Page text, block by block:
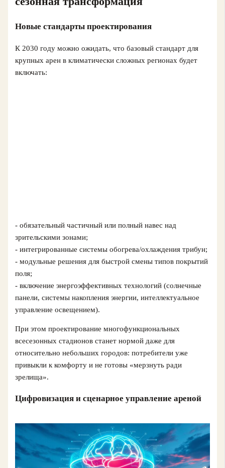
Новые стандарты проектирования
К 2030 году можно ожидать, что базовый стандарт для
крупных арен в климатически сложных регионах будет
включать:
- обязательный частичный или полный навес над
зрительскими зонами;
- интегрированные системы обогрева/охлаждения трибун;
- модульные решения для быстрой смены типов покрытий
поля;
- включение энергоэффективных технологий (солнечные
панели, системы накопления энергии, интеллектуальное
управление освещением).
При этом проектирование многофункциональных
всесезонных стадионов станет нормой даже для
относительно небольших городов: потребители уже
привыкли к комфорту и не готовы «мерзнуть ради
зрелища».
Цифровизация и сценарное управление ареной